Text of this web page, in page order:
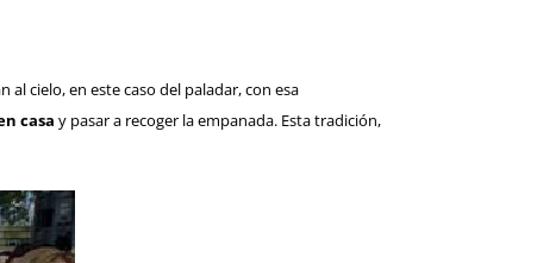
al cielo, en este caso del paladar, con esa
casa y pasar a recoger la empanada. Esta tradición,